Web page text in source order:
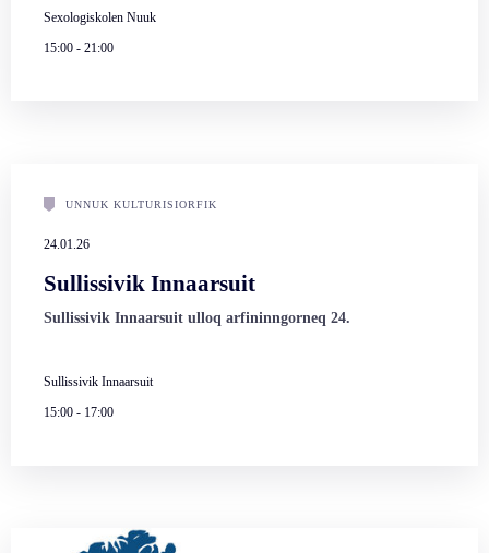
Sexologiskolen Nuuk
15:00 - 21:00
UNNUK KULTURISIORFIK
24.01.26
Sullissivik Innaarsuit
Sullissivik Innaarsuit ulloq arfininngorneq 24.
Sullissivik Innaarsuit
15:00 - 17:00